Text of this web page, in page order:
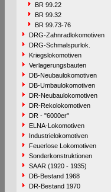
BR 99.22
BR 99.32
BR 99.73-76
DRG-Zahnradlokomotiven
DRG-Schmalspurlok.
Kriegslokomotiven
Verlagerungsbauten
DB-Neubaulokomotiven
DB-Umbaulokomotiven
DR-Neubaulokomotiven
DR-Rekolokomotiven
DR - "6000er"
ELNA-Lokomotiven
Industrielokomotiven
Feuerlose Lokomotiven
Sonderkonstruktionen
SAAR (1920 - 1935)
DB-Bestand 1968
DR-Bestand 1970